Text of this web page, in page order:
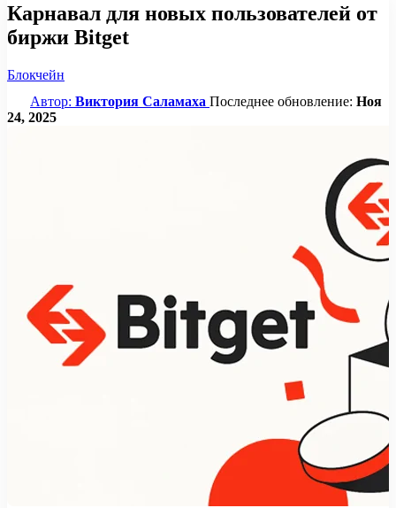
Карнавал для новых пользователей от
биржи Bitget
Блокчейн
Автор: Виктория Саламаха Последнее обновление: Ноя
24, 2025